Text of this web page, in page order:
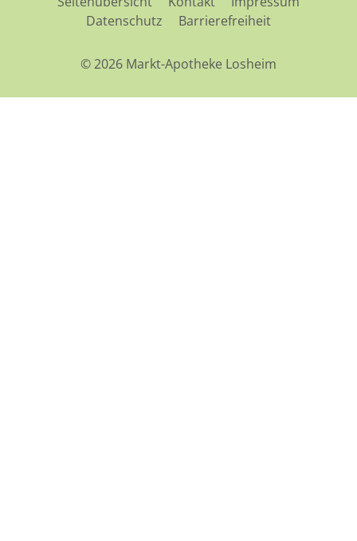
Datenschutz
Barrierefreiheit
© 2026 Markt-Apotheke Losheim